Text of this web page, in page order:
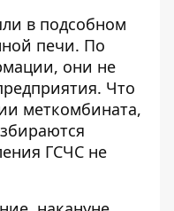
в подсобном
печи. По
они не
Что
меткомбината,
ГСЧС не